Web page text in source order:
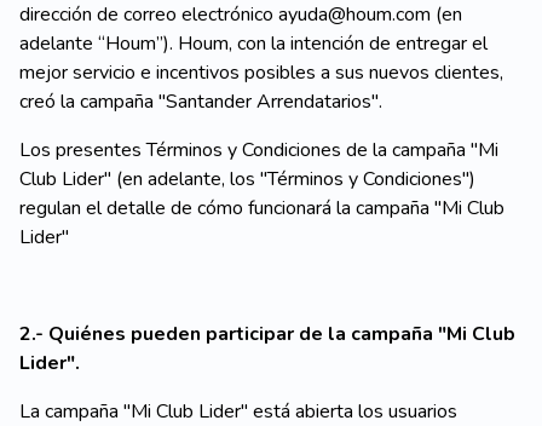
dirección de correo electrónico ayuda@houm.com (en
adelante “Houm”). Houm, con la intención de entregar el
mejor servicio e incentivos posibles a sus nuevos clientes,
creó la campaña "Santander Arrendatarios".
Los presentes Términos y Condiciones de la campaña "Mi
Club Lider" (en adelante, los "Términos y Condiciones")
regulan el detalle de cómo funcionará la campaña "Mi Club
Lider"
2.- Quiénes pueden participar de la campaña "Mi Club
Lider".
La campaña "Mi Club Lider" está abierta los usuarios